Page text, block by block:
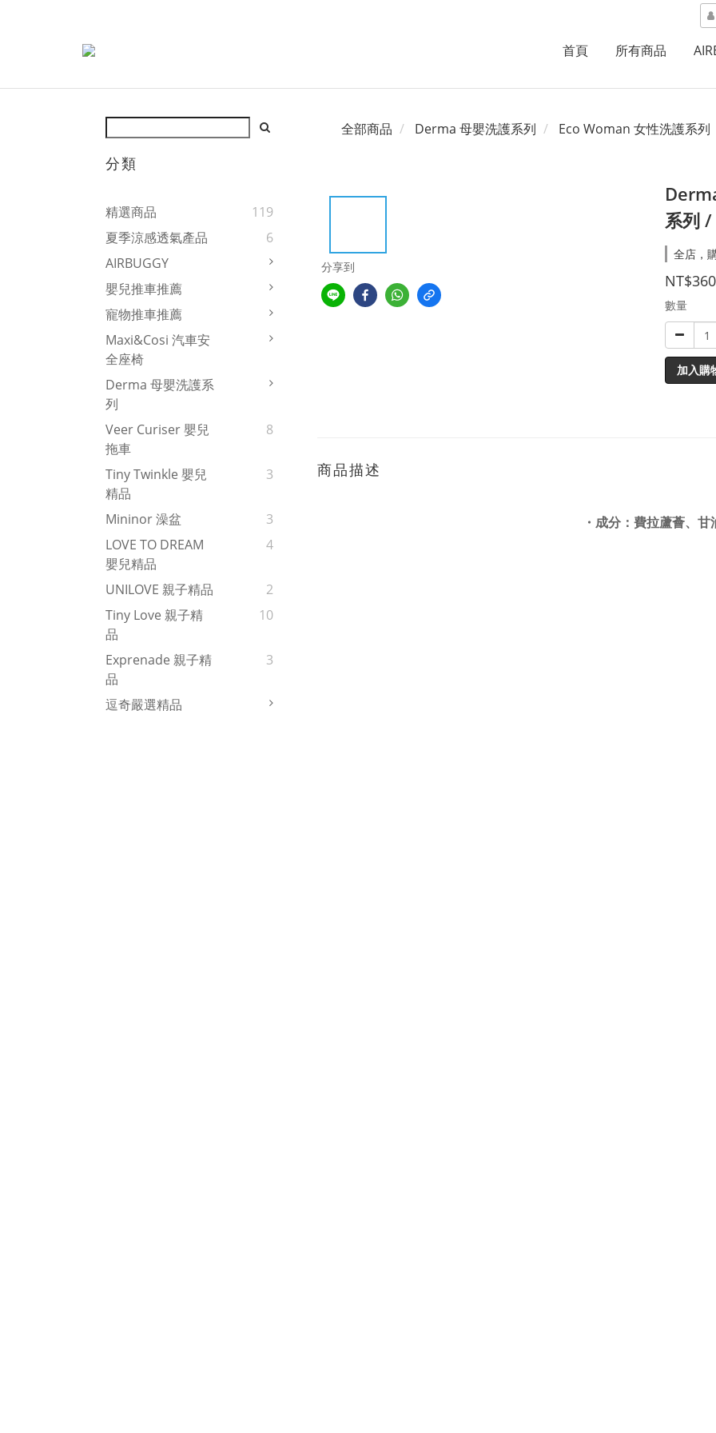
首頁 所有商品
分類
精選商品
119
夏季涼感透氣產品
6
AIRBUGGY
嬰兒推車推薦
寵物推車推薦
Maxi&Cosi 汽車安
全座椅
Derma 母嬰洗護系
列
Veer Curiser 嬰兒
拖車
8
Tiny Twinkle 嬰兒
精品
3
Mininor 澡盆
3
LOVE TO DREAM
嬰兒精品
4
UNILOVE 親子精品
2
Tiny Love 親子精
品
10
Exprenade 親子精
品
3
逗奇嚴選精品
全部商品 Derma 母嬰洗護系列 Eco Woman 女性洗護系列​
分享到
系列
全店，
NT$360
數量
加入購
商品描述
・成分：費拉蘆薈、甘